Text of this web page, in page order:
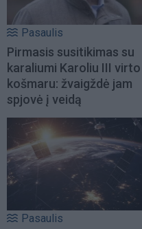
Pasaulis
Pirmasis susitikimas su
karaliumi Karoliu III virto
košmaru: žvaigždė jam
spjovė į veidą
Pasaulis